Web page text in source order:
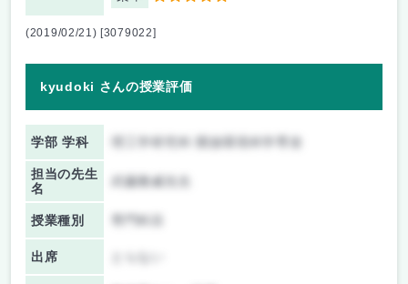
(2019/02/21) [3079022]
kyudoki さんの授業評価
学部 学科 理工学研究科 開放環境科学専攻
担当の先生
名
武藤雅威先生
授業種別
出席